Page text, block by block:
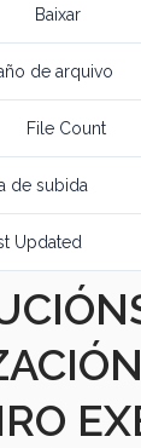
Baixar
de arquivo
File Count
de subida
Updated